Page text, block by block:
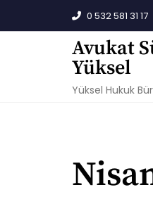
0 532 581 31 17
Avukat
Yüksel
Yüksel Hukuk